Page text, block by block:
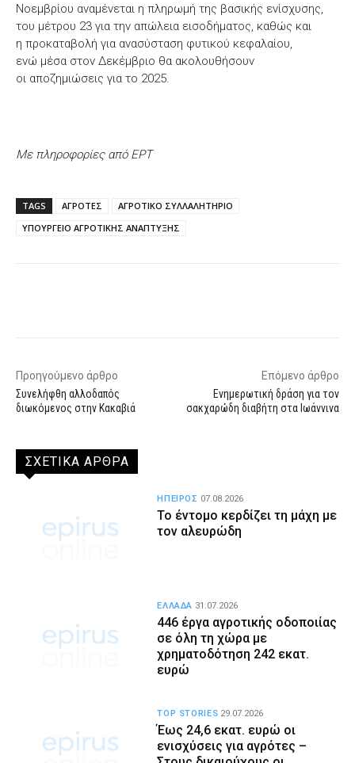
Νοεμβρίου αναμένεται η πληρωμή της βασικής ενίσχυσης,
του μέτρου 23 για την απώλεια εισοδήματος, καθώς και
η προκαταβολή για ανασύσταση φυτικού κεφαλαίου,
ενώ μέσα στον Δεκέμβριο θα ακολουθήσουν
οι αποζημιώσεις για το 2025.
Με πληροφορίες από ΕΡΤ
TAGS ΑΓΡΟΤΕΣ
ΑΓΡΟΤΙΚΟ ΣΥΛΛΑΛΗΤΗΡΙΟ
ΥΠΟΥΡΓΕΙΟ ΑΓΡΟΤΙΚΗΣ ΑΝΑΠΤΥΞΗΣ
Προηγούμενο άρθρο
Συνελήφθη αλλοδαπός
διωκόμενος στην Κακαβιά
Επόμενο άρθρο
Ενημερωτική δράση για τον
σακχαρώδη διαβήτη στα Ιωάννινα
ΣΧΕΤΙΚΑ ΑΡΘΡΑ
Το έντομο κερδίζει τη μάχη με
τον αλευρώδη
ΗΠΕΙΡΟΣ 07.08.2026
446 έργα αγροτικής οδοποιίας
σε όλη τη χώρα με
χρηματοδότηση 242 εκατ.
ευρώ
ΕΛΛΑΔΑ 31.07.2026
Έως 24,6 εκατ. ευρώ οι
ενισχύσεις για αγρότες –
TOP STORIES 29.07.2026